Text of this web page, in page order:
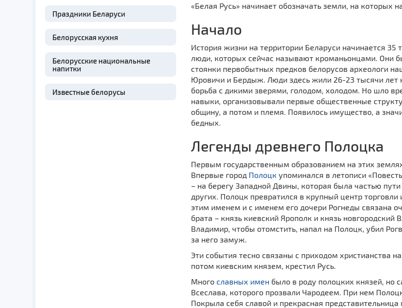
Праздники Беларуси
Белорусская кухня
Белорусские национальные
напитки
Известные белорусы
«Белая Русь» начинает обозначать земли, на которых
Начало
История жизни на территории Беларуси начинается
люди, которых сейчас называют кроманьонцами. Они
стоянки первобытных предков белорусов археологи
Юровичи и Бердыж. Люди здесь жили 26-23 тысячи лет
борьба с дикими зверями, голодом, холодом. Но шло
навыки, организовывали первые общественные
общину, а потом и племя. Появилось имущество, а
бедных.
Легенды древнего Полоцка
Первым государственным образованием на этих
Впервые город Полоцк упоминался в летописи
– на берегу Западной Двины, которая была частью
других. Полоцк превратился в крупный центр
этим именем и с именем его дочери Рогнеды связана
брата – князь киевский Ярополк и князь
Владимир, чтобы отомстить, напал на Полоцк, убил
за него замуж.
Эти события тесно связаны с приходом христианства
потом киевским князем, крестил Русь.
Много славных имен было в роду полоцких князей, но
Всеслава, которого прозвали Чародеем. При нем
Покрыла себя славой и прекрасная